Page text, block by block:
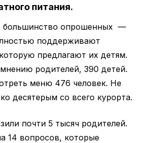
питания.
большинство опрошенных —
поддерживают
предлагают их детям.
родителей, 390 детей.
меню 476 человек. Не
десятерым со всего курорта.
почти 5 тысяч родителей.
14 вопросов, которые